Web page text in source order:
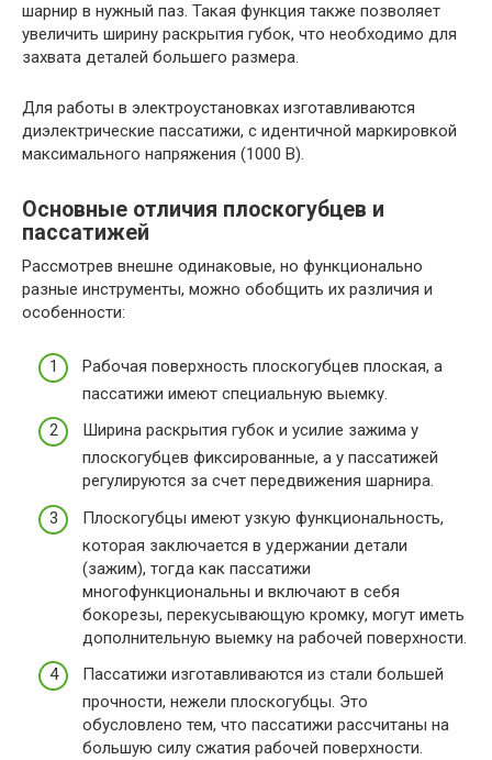
шарнир в нужный паз. Такая функция также позволяет
увеличить ширину раскрытия губок, что необходимо для
захвата деталей большего размера.
Для работы в электроустановках изготавливаются
диэлектрические пассатижи, с идентичной маркировкой
максимального напряжения (1000 В).
Основные отличия плоскогубцев и
пассатижей
Рассмотрев внешне одинаковые, но функционально
разные инструменты, можно обобщить их различия и
особенности:
Рабочая поверхность плоскогубцев плоская, а
пассатижи имеют специальную выемку.
Ширина раскрытия губок и усилие зажима у
плоскогубцев фиксированные, а у пассатижей
регулируются за счет передвижения шарнира.
Плоскогубцы имеют узкую функциональность,
которая заключается в удержании детали
(зажим), тогда как пассатижи
многофункциональны и включают в себя
бокорезы, перекусывающую кромку, могут иметь
дополнительную выемку на рабочей поверхности.
Пассатижи изготавливаются из стали большей
прочности, нежели плоскогубцы. Это
обусловлено тем, что пассатижи рассчитаны на
большую силу сжатия рабочей поверхности.